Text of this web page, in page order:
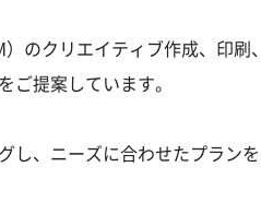
のクリエイティブ作成、印刷、
ご提案しています。
し、ニーズに合わせたプランを